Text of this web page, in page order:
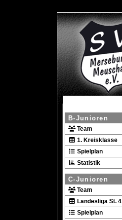
B-Junioren
Team
1. Kreisklasse
Spielplan
Statistik
C-Junioren
Team
Landesliga St. 4
Spielplan